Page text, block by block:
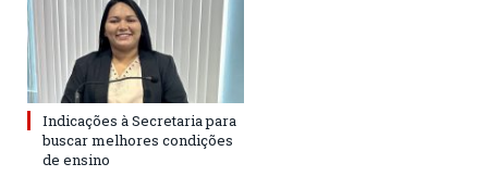
Indicações à Secretaria para
buscar melhores condições
de ensino